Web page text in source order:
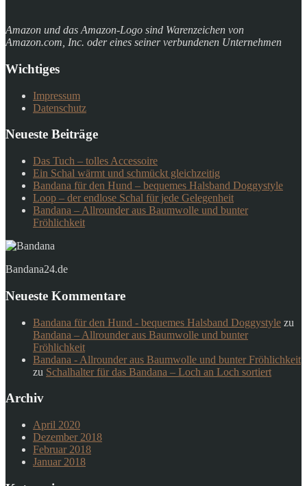
Amazon und das Amazon-Logo sind Warenzeichen von
Amazon.com, Inc. oder eines seiner verbundenen Unternehmen
Wichtiges
Impressum
Datenschutz
Neueste Beiträge
Das Tuch – tolles Accessoire
Ein Schal wärmt und schmückt gleichzeitig
Bandana für den Hund – bequemes Halsband Doggystyle
Loop – der endlose Schal für jede Gelegenheit
Bandana – Allrounder aus Baumwolle und bunter
Fröhlichkeit
Bandana24.de
Neueste Kommentare
Bandana für den Hund - bequemes Halsband Doggystyle zu
Bandana – Allrounder aus Baumwolle und bunter
Fröhlichkeit
Bandana - Allrounder aus Baumwolle und bunter Fröhlichkeit
zu Schalhalter für das Bandana – Loch an Loch sortiert
Archiv
April 2020
Dezember 2018
Februar 2018
Januar 2018